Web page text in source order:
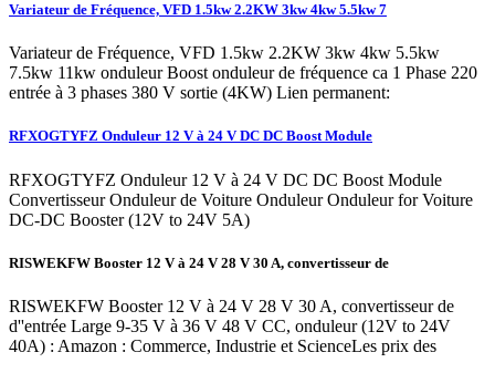
Variateur de Fréquence, VFD 1.5kw 2.2KW 3kw 4kw 5.5kw 7
Variateur de Fréquence, VFD 1.5kw 2.2KW 3kw 4kw 5.5kw
7.5kw 11kw onduleur Boost onduleur de fréquence ca 1 Phase 220
entrée à 3 phases 380 V sortie (4KW) Lien permanent:
RFXOGTYFZ Onduleur 12 V à 24 V DC DC Boost Module
RFXOGTYFZ Onduleur 12 V à 24 V DC DC Boost Module
Convertisseur Onduleur de Voiture Onduleur Onduleur for Voiture
DC-DC Booster (12V to 24V 5A)
RISWEKFW Booster 12 V à 24 V 28 V 30 A, convertisseur de
RISWEKFW Booster 12 V à 24 V 28 V 30 A, convertisseur de
d''entrée Large 9-35 V à 36 V 48 V CC, onduleur (12V to 24V
40A) : Amazon : Commerce, Industrie et ScienceLes prix des